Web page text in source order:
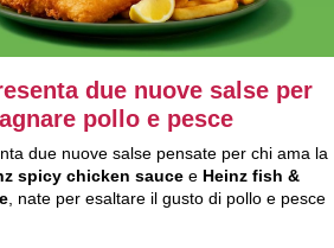
due nuove salse per
pollo e pesce
due nuove salse pensate per chi ama la
spicy chicken sauce e Heinz fish &
, nate per esaltare il gusto di pollo e pesce